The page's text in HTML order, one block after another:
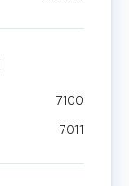
7100
7011